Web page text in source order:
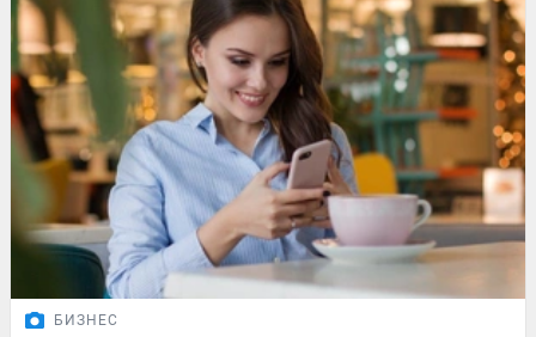
БИЗНЕС